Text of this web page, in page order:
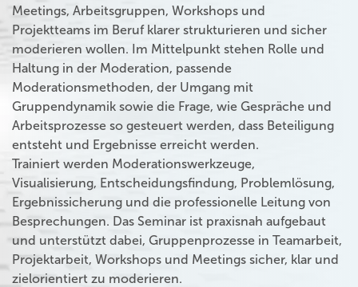
Meetings, Arbeitsgruppen, Workshops und
Projektteams im Beruf klarer strukturieren und sicher
moderieren wollen. Im Mittelpunkt stehen Rolle und
Haltung in der Moderation, passende
Moderationsmethoden, der Umgang mit
Gruppendynamik sowie die Frage, wie Gespräche und
Arbeitsprozesse so gesteuert werden, dass Beteiligung
entsteht und Ergebnisse erreicht werden.
Trainiert werden Moderationswerkzeuge,
Visualisierung, Entscheidungsfindung, Problemlösung,
Ergebnissicherung und die professionelle Leitung von
Besprechungen. Das Seminar ist praxisnah aufgebaut
und unterstützt dabei, Gruppenprozesse in Teamarbeit,
Projektarbeit, Workshops und Meetings sicher, klar und
zielorientiert zu moderieren.